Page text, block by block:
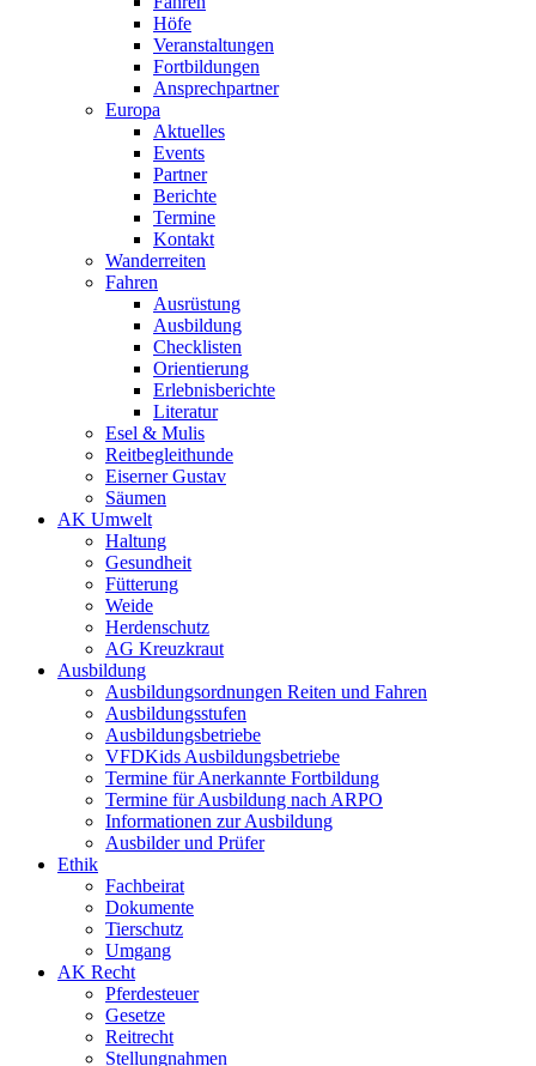
Höfe
Veranstaltungen
Fortbildungen
Ansprechpartner
Europa
Aktuelles
Events
Partner
Berichte
Termine
Kontakt
Wanderreiten
Fahren
Ausrüstung
Ausbildung
Checklisten
Orientierung
Erlebnisberichte
Literatur
Esel & Mulis
Reitbegleithunde
Eiserner Gustav
Säumen
AK Umwelt
Haltung
Gesundheit
Fütterung
Weide
Herdenschutz
AG Kreuzkraut
Ausbildung
Ausbildungsordnungen Reiten und Fahren
Ausbildungsstufen
Ausbildungsbetriebe
VFDKids Ausbildungsbetriebe
Termine für Anerkannte Fortbildung
Termine für Ausbildung nach ARPO
Informationen zur Ausbildung
Ausbilder und Prüfer
Ethik
Fachbeirat
Dokumente
Tierschutz
Umgang
AK Recht
Pferdesteuer
Gesetze
Reitrecht
Stellungnahmen